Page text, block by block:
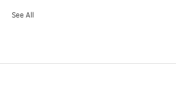
See All